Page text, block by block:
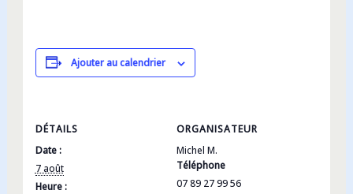
Ajouter au calendrier
DÉTAILS
Date :
7 août
Heure :
ORGANISATEUR
Michel M.
Téléphone
07 89 27 99 56